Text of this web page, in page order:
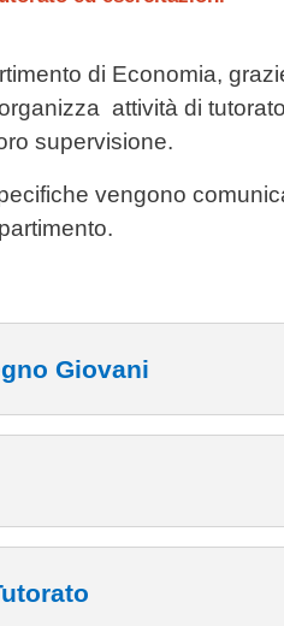
di Economia,
attività di
supervisione.
vengono
Giovani